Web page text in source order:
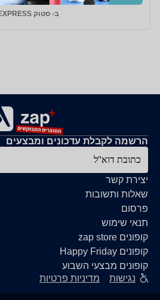
ב- סטוק EXPRESS+
יצירת קשר
שאלות ותשובות
פרסום
תנאי שימוש
קופונים zap store
קופונים Happy Friday
קופונים מבצעי השבוע
הרשמה לקבלת עדכונים ומבצעים
כתובת דוא''ל
נגישות מדיניות פרטיות